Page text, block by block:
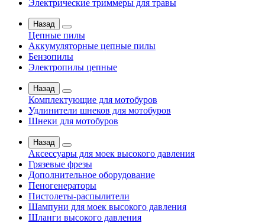
Электрические триммеры для травы
Назад
Цепные пилы
Аккумуляторные цепные пилы
Бензопилы
Электропилы цепные
Назад
Комплектующие для мотобуров
Удлинители шнеков для мотобуров
Шнеки для мотобуров
Назад
Аксессуары для моек высокого давления
Грязевые фрезы
Дополнительное оборудование
Пеногенераторы
Пистолеты-распылители
Шампуни для моек высокого давления
Шланги высокого давления